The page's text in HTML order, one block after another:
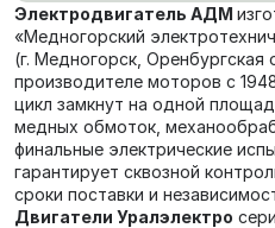
Электродвигатель АДМ
«Медногорский
(г. Медногорск,
производителе моторов с
цикл замкнут на одной
медных обмоток,
финальные электрические
гарантирует сквозной
сроки поставки и
Двигатели Уралэлектро